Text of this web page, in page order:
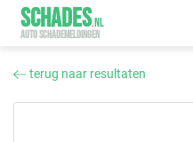
SCHADES.NL
AUTO SCHADEMELDINGEN
terug naar resultaten